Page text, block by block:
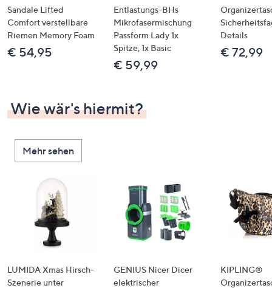
Sandale Lifted
Comfort verstellbare
Riemen Memory Foam
€ 54,95
Entlastungs-BHs
Mikrofasermischung
Passform Lady 1x
Spitze, 1x Basic
€ 59,99
Details
€ 72,99
Wie wär's hiermit?
Mehr sehen
LUMIDA Xmas Hirsch-
Szenerie unter
GENIUS Nicer Dicer
elektrischer
KIPLING®